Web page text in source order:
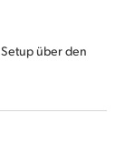
über den